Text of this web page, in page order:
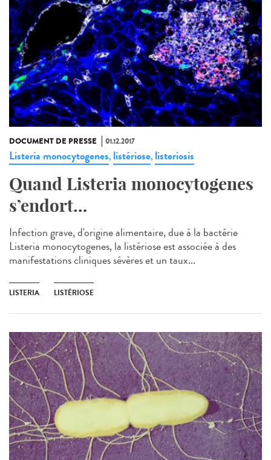
DOCUMENT DE PRESSE 01.12.2017
Listeria monocytogenes, listériose, listeriosis
Quand Listeria monocytogenes
s’endort…
Infection grave, d'origine alimentaire, due à la bactérie
Listeria monocytogenes, la listériose est associée à des
manifestations cliniques sévères et un taux...
LISTERIA LISTÉRIOSE